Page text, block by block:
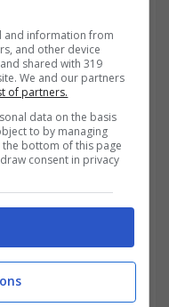
immobili
tra i
e confusione.
and information from
and other device
shared with 319
We and our partners
of partners.
data on the basis
to by managing
bottom of this page
consent in privacy